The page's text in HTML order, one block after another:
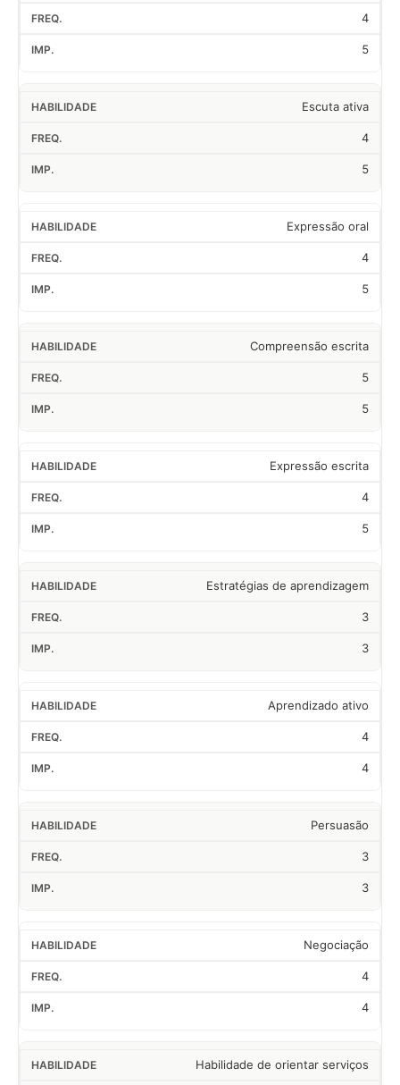
4
5
Escuta ativa
4
5
Expressão oral
4
5
Compreensão escrita
5
5
Expressão escrita
4
5
Estratégias de aprendizagem
3
3
Aprendizado ativo
4
4
Persuasão
3
3
Negociação
4
4
Habilidade de orientar serviços